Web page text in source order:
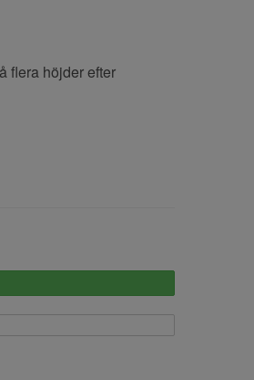
flera höjder efter